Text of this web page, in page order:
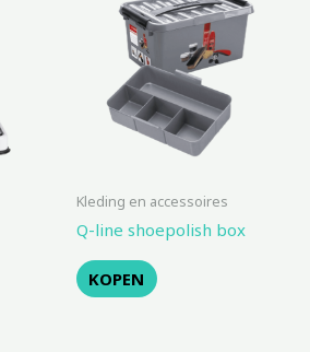
Kleding en accessoires
Q-line shoepolish box
KOPEN